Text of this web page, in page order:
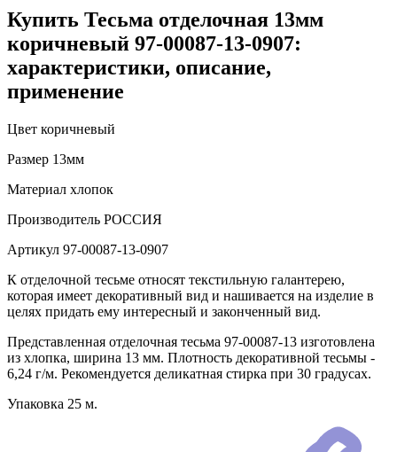
Купить Тесьма отделочная 13мм
коричневый 97-00087-13-0907:
характеристики, описание,
применение
Цвет коричневый
Размер 13мм
Материал хлопок
Производитель РОССИЯ
Артикул 97-00087-13-0907
К отделочной тесьме относят текстильную галантерею,
которая имеет декоративный вид и нашивается на изделие в
целях придать ему интересный и законченный вид.
Представленная отделочная тесьма 97-00087-13 изготовлена
из хлопка, ширина 13 мм. Плотность декоративной тесьмы -
6,24 г/м. Рекомендуется деликатная стирка при 30 градусах.
Упаковка 25 м.